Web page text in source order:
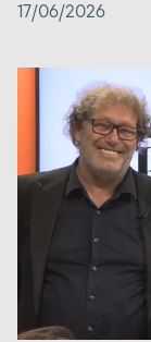
17/06/2026